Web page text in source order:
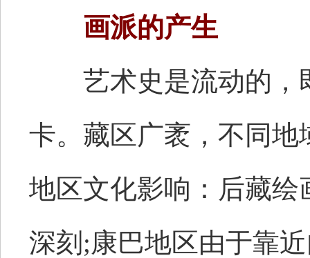
画派的产生
艺术史是流动的，
卡。藏区广袤，不同
地区文化影响：后藏
深刻;康巴地区由于靠